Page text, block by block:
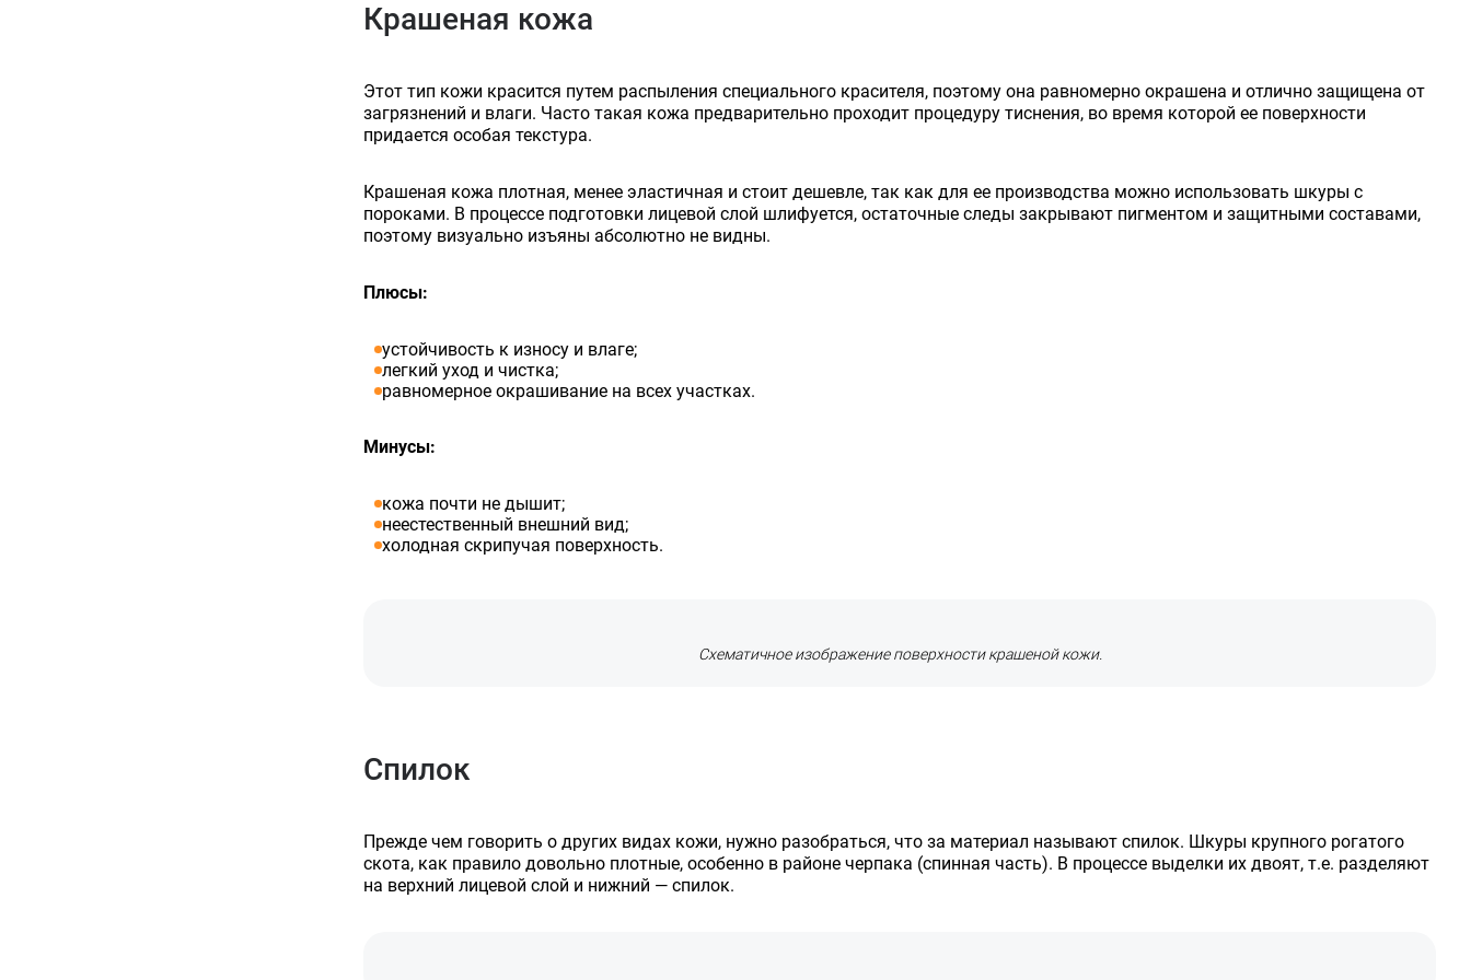
Крашеная кожа
Этот тип кожи красится путем распыления специального красителя, поэтому она равномерно окрашена и отлично защищена от
загрязнений и влаги. Часто такая кожа предварительно проходит процедуру тиснения, во время которой ее поверхности
придается особая текстура.
Крашеная кожа плотная, менее эластичная и стоит дешевле, так как для ее производства можно использовать шкуры с
пороками. В процессе подготовки лицевой слой шлифуется, остаточные следы закрывают пигментом и защитными составами,
поэтому визуально изъяны абсолютно не видны.
Плюсы:
устойчивость к износу и влаге;
легкий уход и чистка;
равномерное окрашивание на всех участках.
Минусы:
кожа почти не дышит;
неестественный внешний вид;
холодная скрипучая поверхность.
Схематичное изображение поверхности крашеной кожи.
Спилок
Прежде чем говорить о других видах кожи, нужно разобраться, что за материал называют спилок. Шкуры крупного рогатого
скота, как правило довольно плотные, особенно в районе черпака (спинная часть). В процессе выделки их двоят, т.е. разделяют
на верхний лицевой слой и нижний — спилок.